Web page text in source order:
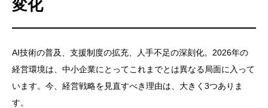
変化
AI技術の普及、支援制度の拡充、人手不足の深刻化。2026年の
経営環境は、中小企業にとってこれまでとは異なる局面に入って
います。今、経営戦略を見直すべき理由は、大きく3つありま
す。